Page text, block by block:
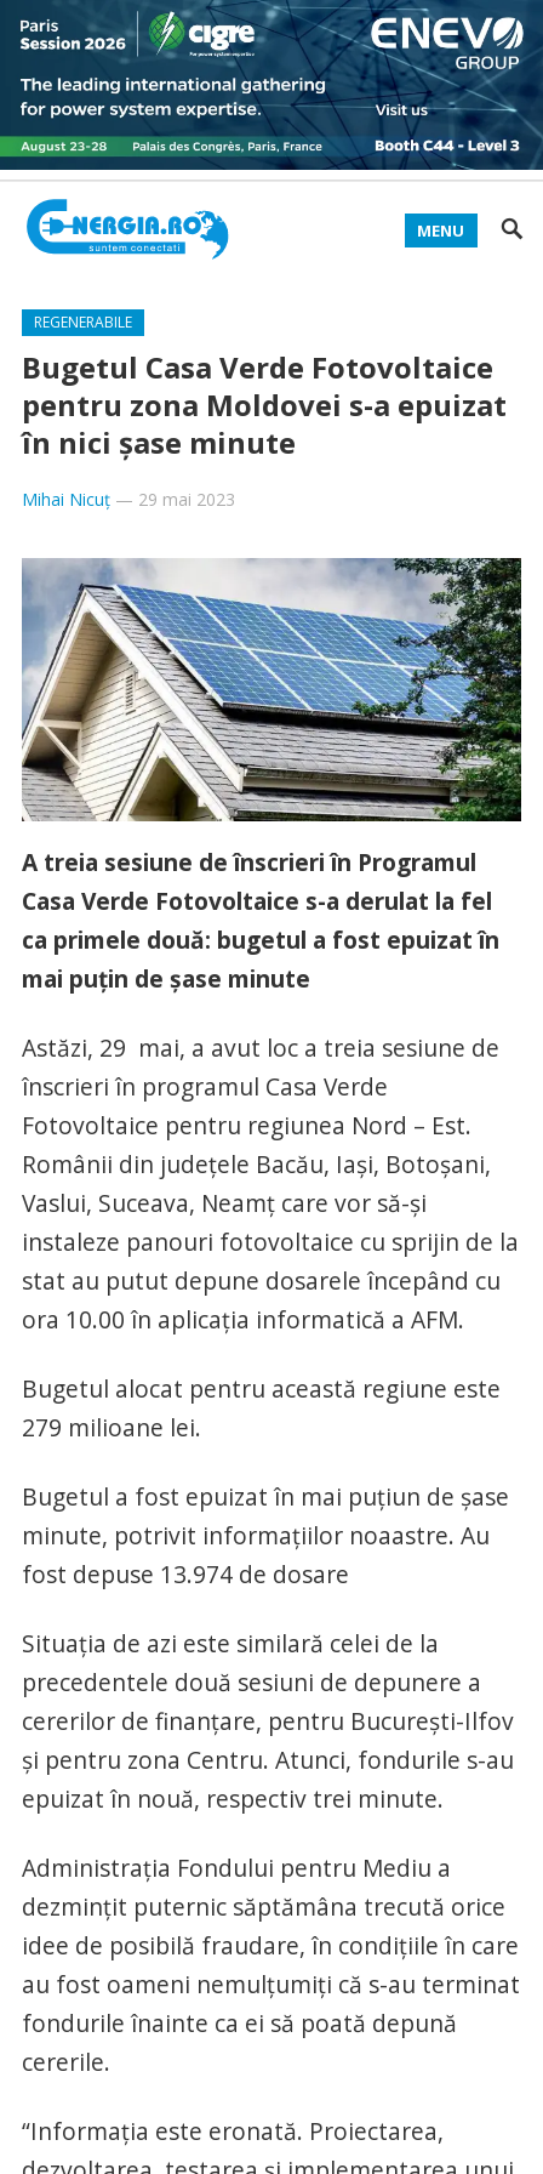
MENU
REGENERABILE
Bugetul Casa Verde Fotovoltaice
pentru zona Moldovei s-a epuizat
în nici șase minute
Mihai Nicuț— 29 mai 2023
A treia sesiune de înscrieri în Programul
Casa Verde Fotovoltaice s-a derulat la fel
ca primele două: bugetul a fost epuizat în
mai puțin de șase minute
Astăzi, 29 mai, a avut loc a treia sesiune de
înscrieri în programul Casa Verde
Fotovoltaice pentru regiunea Nord – Est.
Românii din județele Bacău, Iași, Botoșani,
Vaslui, Suceava, Neamț care vor să-și
instaleze panouri fotovoltaice cu sprijin de la
stat au putut depune dosarele începând cu
ora 10.00 în aplicația informatică a AFM.
Bugetul alocat pentru această regiune este
279 milioane lei.
Bugetul a fost epuizat în mai puțiun de șase
minute, potrivit informațiilor noaastre. Au
fost depuse 13.974 de dosare
Situația de azi este similară celei de la
precedentele două sesiuni de depunere a
cererilor de finanțare, pentru București-Ilfov
și pentru zona Centru. Atunci, fondurile s-au
epuizat în nouă, respectiv trei minute.
Administrația Fondului pentru Mediu a
dezmințit puternic săptămâna trecută orice
idee de posibilă fraudare, în condițiile în care
au fost oameni nemulțumiți că s-au terminat
fondurile înainte ca ei să poată depună
cererile.
“Informația este eronată. Proiectarea,